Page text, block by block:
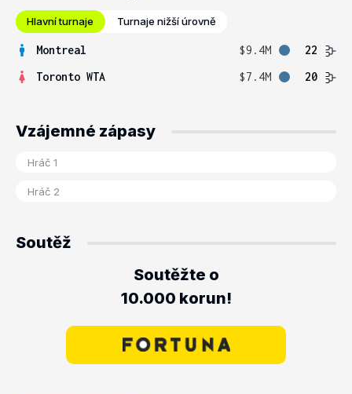
Hlavní turnaje Turnaje nižší úrovně
Montreal $9.4M
22
Toronto WTA
$7.4M 20
Vzájemné zápasy
Soutěž
Soutěžte o
10.000 korun!